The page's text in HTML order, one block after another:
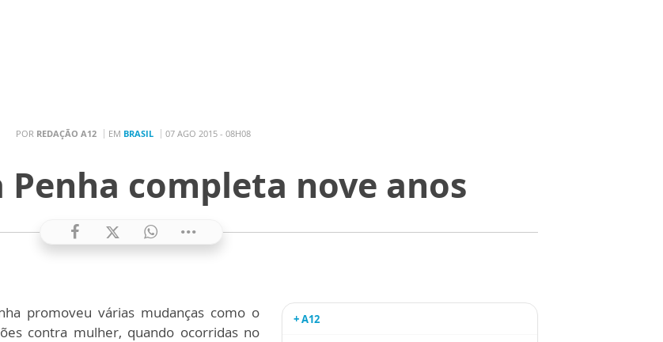
POR REDAÇÃO A12 EM BRASIL 07 AGO 2015 - 08H08
Penha completa nove anos
promoveu várias mudanças como o
contra mulher, quando ocorridas no
+ A12